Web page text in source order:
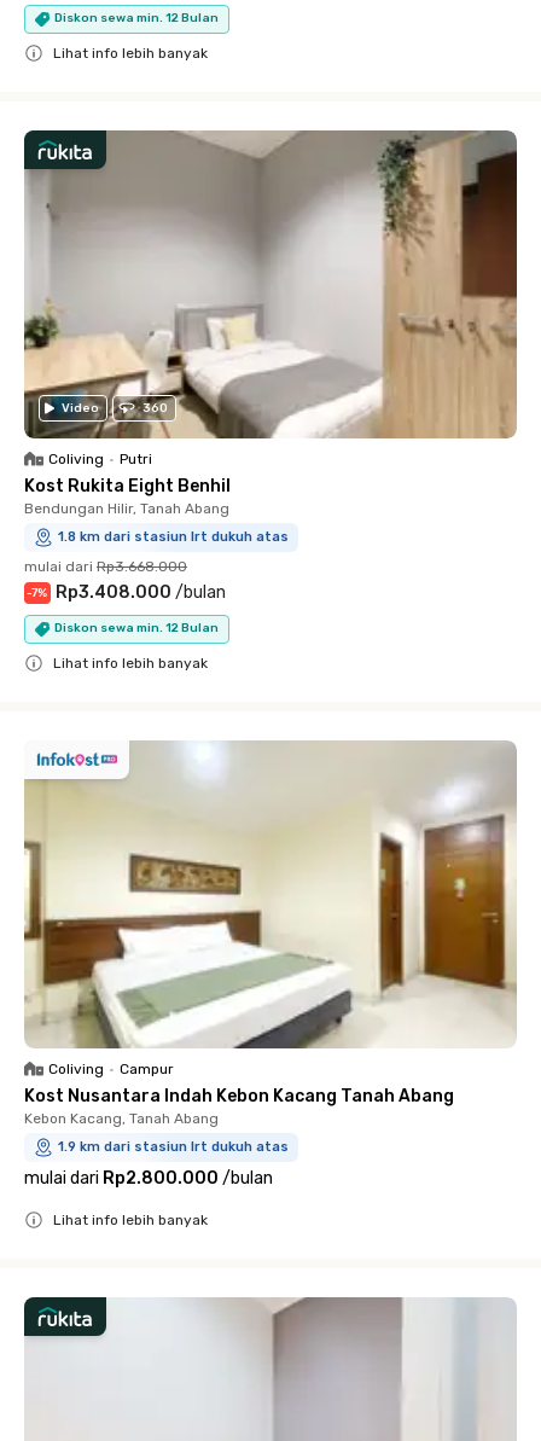
Diskon sewa min. 12 Bulan
Lihat info lebih banyak
Video 360
Coliving • Putri
Kost Rukita Eight Benhil
Bendungan Hilir, Tanah Abang
1.8 km dari stasiun lrt dukuh atas
mulai dari Rp3.668.000
-7% Rp3.408.000 /bulan
Diskon sewa min. 12 Bulan
Lihat info lebih banyak
Coliving • Campur
Kost Nusantara Indah Kebon Kacang Tanah Abang
Kebon Kacang, Tanah Abang
1.9 km dari stasiun lrt dukuh atas
mulai dari Rp2.800.000 /bulan
Lihat info lebih banyak